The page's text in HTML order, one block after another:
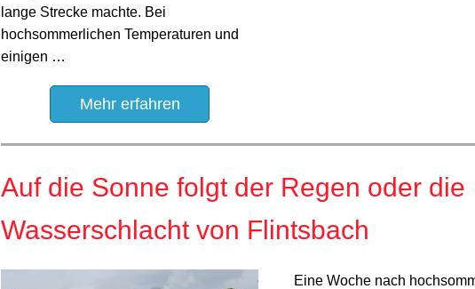
lange Strecke machte. Bei
hochsommerlichen Temperaturen und
einigen …
Mehr erfahren
Auf die Sonne folgt der Regen oder die
Wasserschlacht von Flintsbach
Eine Woche nach